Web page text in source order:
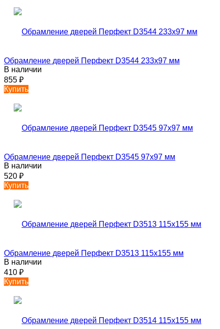
Обрамление дверей Перфект D3544 233х97 мм
В наличии
855 ₽
Купить
Обрамление дверей Перфект D3545 97х97 мм
В наличии
520 ₽
Купить
Обрамление дверей Перфект D3513 115х155 мм
В наличии
410 ₽
Купить